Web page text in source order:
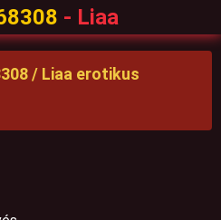
- Liaa
/ Liaa erotikus